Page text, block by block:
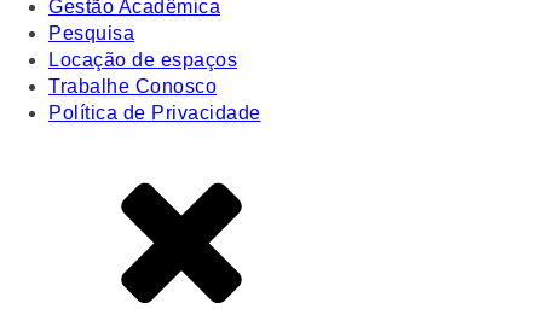
Gestão Acadêmica
Pesquisa
Locação de espaços
Trabalhe Conosco
Política de Privacidade